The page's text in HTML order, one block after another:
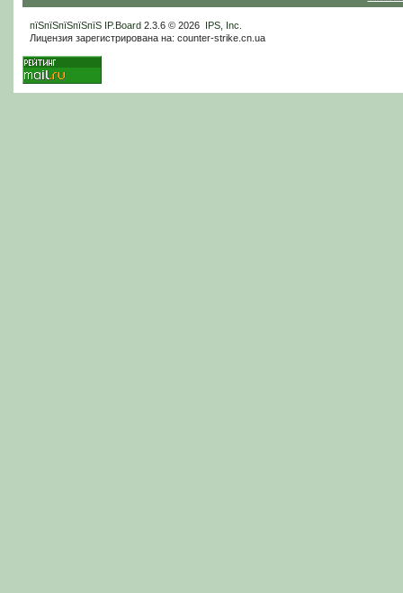
пїЅпїЅпїЅпїЅпїЅ IP.Board2.3.6 © 2026 IPS, Inc
Лицензия зарегистрирована на: counter-strike.cn.ua